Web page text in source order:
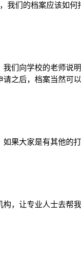
我们的档案应该如何
们向学校的老师说
之后，档案当然可以
果大家是有其他的
，让专业人士去帮我